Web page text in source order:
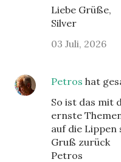
Liebe Grüße,
Silver
03 Juli, 2026
Petros hat
So ist das mit
ernste
auf die Lippen
Gruß zurück
Petros